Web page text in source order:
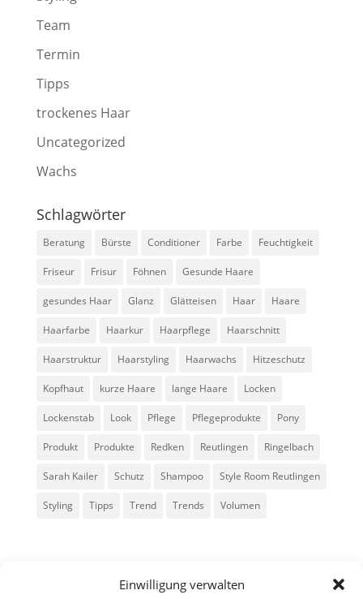
Einwilligung verwalten
Team
Termin
Tipps
trockenes Haar
Uncategorized
Wachs
Schlagwörter
Beratung Bürste Conditioner Farbe Feuchtigkeit
Friseur Frisur Föhnen Gesunde Haare
gesundes Haar Glanz Glätteisen Haar Haare
Haarfarbe Haarkur Haarpflege Haarschnitt
Haarstruktur Haarstyling Haarwachs Hitzeschutz
Kopfhaut kurze Haare lange Haare Locken
Lockenstab Look Pflege Pflegeprodukte Pony
Produkt Produkte Redken Reutlingen Ringelbach
Sarah Kailer Schutz Shampoo Style Room Reutlingen
Styling Tipps Trend Trends Volumen